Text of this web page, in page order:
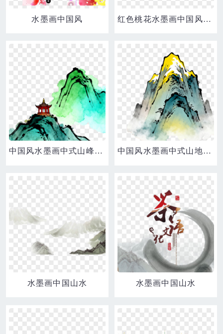
水墨画中国风 红色桃花水墨画中国风素材
中国风水墨画中式山峰插画免扣元素 中国风水墨画中式山地插画免扣元素数字艺术
水墨画中国山水 水墨画中国山水